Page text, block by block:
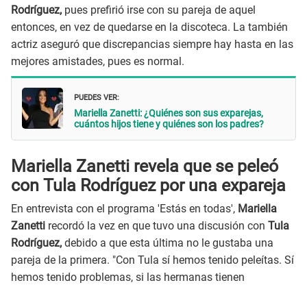
Rodríguez, pues prefirió irse con su pareja de aquel
entonces, en vez de quedarse en la discoteca. La también
actriz aseguró que discrepancias siempre hay hasta en las
mejores amistades, pues es normal.
PUEDES VER:
Mariella Zanetti: ¿Quiénes son sus exparejas,
cuántos hijos tiene y quiénes son los padres?
Mariella Zanetti revela que se peleó
con Tula Rodríguez por una expareja
En entrevista con el programa 'Estás en todas', Mariella
Zanetti recordó la vez en que tuvo una discusión con Tula
Rodríguez, debido a que esta última no le gustaba una
pareja de la primera. "Con Tula sí hemos tenido peleítas. Sí
hemos tenido problemas, si las hermanas tienen